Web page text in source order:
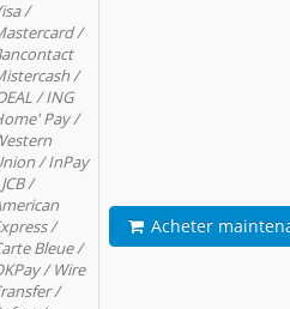
/
/
/
/ ING
Pay /
/ InPay
/
/
Bleue /
/ Wire
/
Acheter